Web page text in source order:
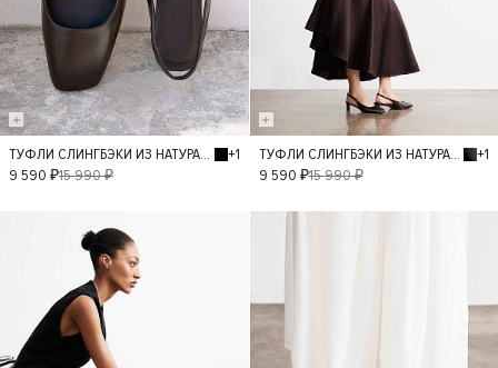
36 37
ТУФЛИ СЛИНГБЭКИ ИЗ НАТУРАЛЬНОЙ КОЖИ
+1
9 590 ₽15 990 ₽ 36 37
39
ТУФЛИ СЛИНГБЭКИ ИЗ НАТУРАЛЬНОЙ КОЖИ
+1
9 590 ₽15 990 ₽